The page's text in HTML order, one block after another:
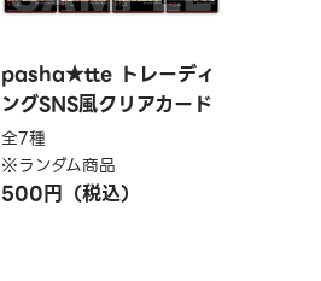
pasha★tte トレーディ
ングSNS風クリアカード
全7種
※ランダム商品
500円（税込）